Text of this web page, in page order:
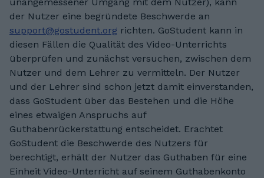
der Nutzer eine begründete Beschwerde an
support@gostudent.org richten. GoStudent kann in
diesen Fällen die Qualität des Video-Unterrichts
überprüfen und zunächst versuchen, zwischen dem
Nutzer und dem Lehrer zu vermitteln. Der Nutzer
und der Lehrer sind schon jetzt damit einverstanden,
dass GoStudent über das Bestehen und die Höhe
eines etwaigen Anspruchs auf
Guthabenrückerstattung entscheidet. Erachtet
GoStudent die Beschwerde des Nutzers für
berechtigt, erhält der Nutzer das Guthaben für eine
Einheit Video-Unterricht auf seinem Guthabenkonto